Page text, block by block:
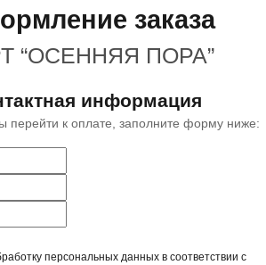
заказа
“ОСЕННЯЯ ПОРА”
информация
перейти к оплате, заполните форму ниже:
персональных данных в соответствии с